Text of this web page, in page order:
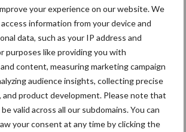
your experience on our website. We
information from your device and
data, such as your IP address and
purposes like providing you with
content, measuring marketing campaign
audience insights, collecting precise
and product development. Please note that
valid across all our subdomains. You can
your consent at any time by clicking the
Toon meer
Partner nieuws